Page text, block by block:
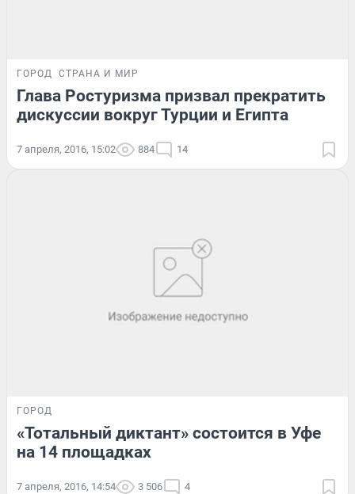
ГОРОД СТРАНА И МИР
Глава Ростуризма призвал прекратить
дискуссии вокруг Турции и Египта
7 апреля, 2016, 15:02 884 14
ГОРОД
«Тотальный диктант» состоится в Уфе
на 14 площадках
7 апреля, 2016, 14:54 3 506 4